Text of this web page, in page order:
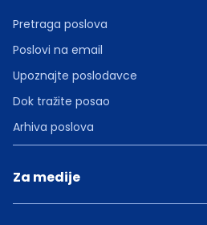
Pretraga poslova
Poslovi na email
Upoznajte poslodavce
Dok tražite posao
Arhiva poslova
Za medije